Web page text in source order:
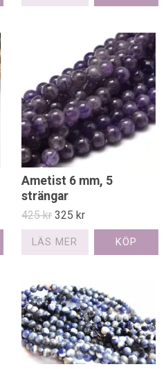
Ametist 6 mm, 5
strängar
425 kr 325 kr
LÄS MER